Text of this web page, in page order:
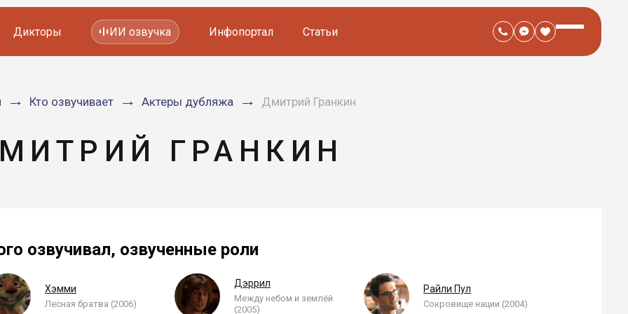
Мультфильмов
Дикторы ИИ озвучка Инфопортал Статьи
Кто озвучивает Актеры дубляжа Дмитрий Гранкин
ГРАНКИН
озвучивал, озвученные роли
Хэмми
Лесная братва (2006)
Дэррил
Между небом и землёй
(2005)
Райли Пул
Сокровище нации (2004)